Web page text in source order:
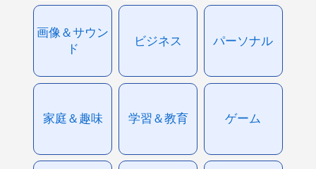
画像＆サウン
ド
ビジネス パーソナル
家庭＆趣味 学習＆教育 ゲーム